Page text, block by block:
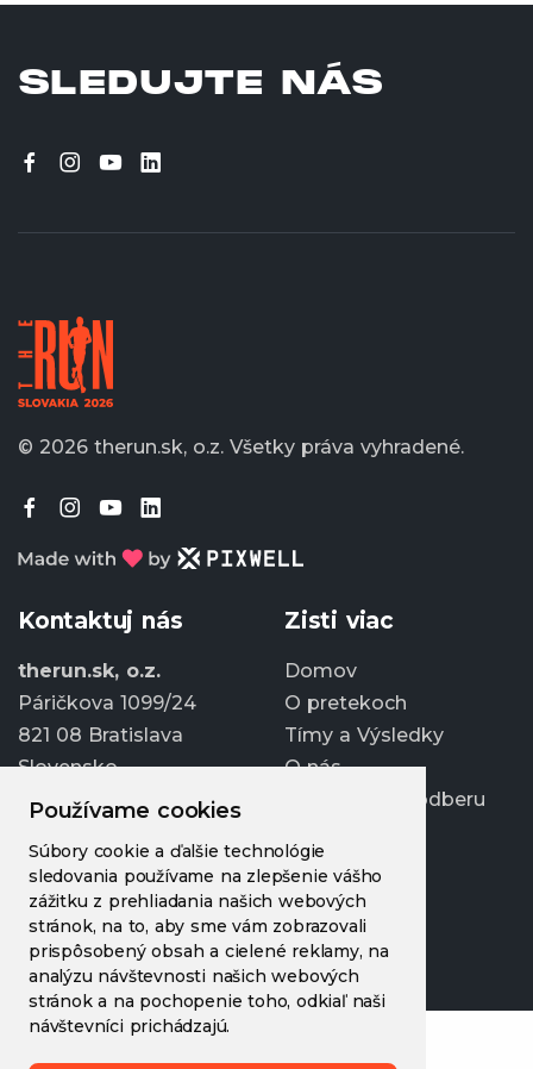
Používame cookies
Súbory cookie a ďalšie technológie
sledovania používame na zlepšenie vášho
zážitku z prehliadania našich webových
stránok, na to, aby sme vám zobrazovali
prispôsobený obsah a cielené reklamy, na
analýzu návštevnosti našich webových
stránok a na pochopenie toho, odkiaľ naši
návštevníci prichádzajú.
SLEDUJTE NÁS
© 2026 therun.sk, o.z. Všetky práva vyhradené.
Kontaktuj nás
therun.sk, o.z.
Páričkova 1099/24
821 08 Bratislava
Slovensko
info@therun.sk
+421 907 807 363
Upraviť cookies
Zisti viac
Domov
O pretekoch
Tímy a Výsledky
O nás
Prihlásiť sa k odberu